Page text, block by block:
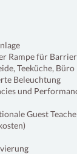
Rampe für
Teeküche, Büro
Beleuchtung
und
Guest